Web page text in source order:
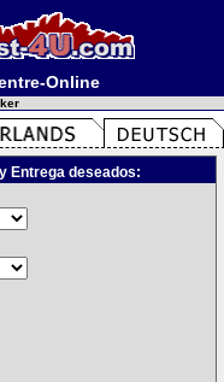
Online
Entrega deseados: